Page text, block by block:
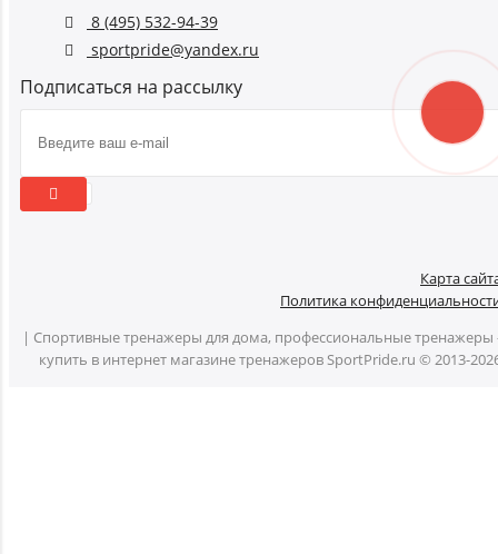
8 (495) 532-94-39
sportpride@yandex.ru
Подписаться на рассылку
Карта
Политика
| Спортивные тренажеры для дома, профессиональные тренажеры
купить в интернет магазине тренажеров SportPride.ru © 2013-